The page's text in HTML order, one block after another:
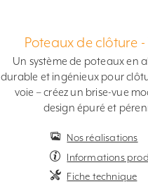
Poteaux de clôture -
Un système de poteaux en
durable et ingénieux pour
voie – créez un brise-vue
design épuré et
Nos réalisations
Informations
Fiche technique